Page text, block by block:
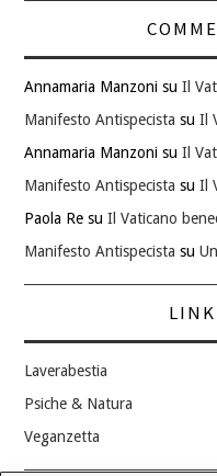
Annamaria Manzoni suIl
Manifesto Antispecista suIl
Annamaria Manzoni suIl
Manifesto Antispecista suIl
Paola Re suIl Vaticano
Manifesto Antispecista su
Laverabestia
Psiche & Natura
Veganzetta